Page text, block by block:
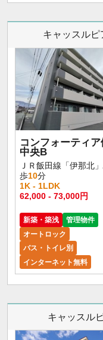
キャッスル
コンフォーティ
中央B
ＪＲ飯田線「伊那北
歩10分
1K - 1LDK
62,000 - 73,000円
新築・築浅
管理物件
オートロック
バス・トイレ別
インターネット無料
キャッスル